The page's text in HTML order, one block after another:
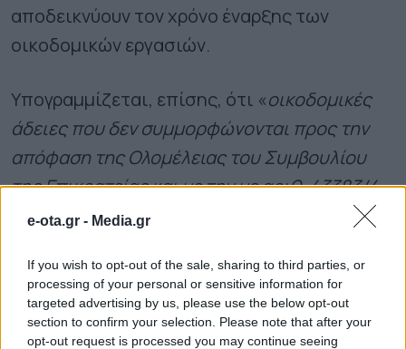
e-ota.gr - Media.gr
If you wish to opt-out of the sale, sharing to third parties, or
processing of your personal or sensitive information for
targeted advertising by us, please use the below opt-out
section to confirm your selection. Please note that after your
opt-out request is processed you may continue seeing
αποδεικνύουν τον χρόνο έναρξης των
οικοδομικών εργασιών.
Υπογραμμίζεται, επίσης, ότι «οικοδομικές
άδειες που δεν συμμορφώνονται προς την
απόφαση της Ολομέλειας του Συμβουλίου
της Επικρατείας και με την με αριθ. 43383/4-
10-2024 Απόφαση Δημάρχου, δεν θα
καθώς θα πρέπει να ακολουθηθεί η
διαδικασία αναθεώρησης της οικοδομικής
άδειας ».